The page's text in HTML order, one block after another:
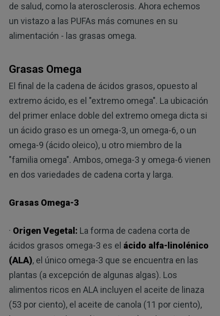
de salud, como la aterosclerosis. Ahora echemos
un vistazo a las PUFAs más comunes en su
alimentación - las grasas omega.
Grasas Omega
El final de la cadena de ácidos grasos, opuesto al
extremo ácido, es el "extremo omega". La ubicación
del primer enlace doble del extremo omega dicta si
un ácido graso es un omega-3, un omega-6, o un
omega-9 (ácido oleico), u otro miembro de la
"familia omega". Ambos, omega-3 y omega-6 vienen
en dos variedades de cadena corta y larga.
Grasas Omega-3
· Origen Vegetal: La forma de cadena corta de
ácidos grasos omega-3 es el ácido alfa-linolénico
(ALA), el único omega-3 que se encuentra en las
plantas (a excepción de algunas algas). Los
alimentos ricos en ALA incluyen el aceite de linaza
(53 por ciento), el aceite de canola (11 por ciento),